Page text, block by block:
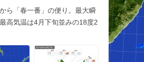
ら「春一番」の便り。最大瞬
高気温は4月下旬並みの18度2